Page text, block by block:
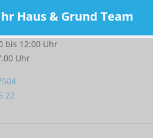
tel. Vereinbarung.
bis 12:00 Uhr
Uhr
22
Haus & Grund Team